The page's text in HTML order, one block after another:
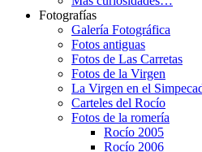
Fotografías
Galería Fotográfica
Fotos antiguas
Fotos de Las Carretas
Fotos de la Virgen
La Virgen en el
Carteles del Rocío
Fotos de la romería
Rocío 2005
Rocío 2006